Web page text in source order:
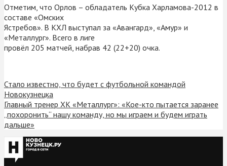
Отметим, что Орлов – обладатель Кубка Харламова-2012 в
составе «Омских
Ястребов». В КХЛ выступал за «Авангард», «Амур» и
«Металлург». Всего в лиге
провёл 205 матчей, набрав 42 (22+20) очка.
Стало известно, что будет с футбольной командой
Новокузнецка
Главный тренер ХК «Металлург»: «Кое-кто пытается заранее
„похоронить“ нашу команду, но мы играем и будем играть
дальше»